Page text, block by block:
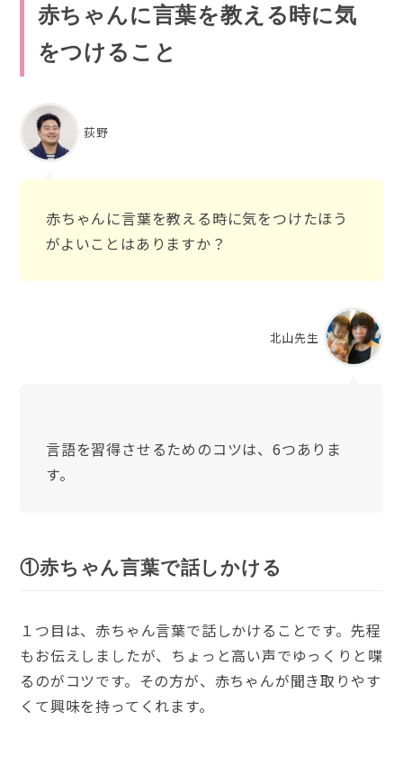
赤ちゃんに言葉を教える時に気
をつけること
荻野
赤ちゃんに言葉を教える時に気をつけたほう
がよいことはありますか？
北山先生
言語を習得させるためのコツは、6つありま
す。
①赤ちゃん言葉で話しかける
１つ目は、赤ちゃん言葉で話しかけることです。先程
もお伝えしましたが、ちょっと高い声でゆっくりと喋
るのがコツです。その方が、赤ちゃんが聞き取りやす
くて興味を持ってくれます。